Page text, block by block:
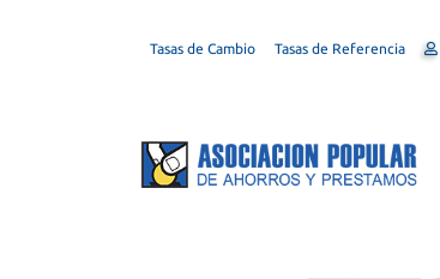
Tasas de Cambio Tasas de Referencia